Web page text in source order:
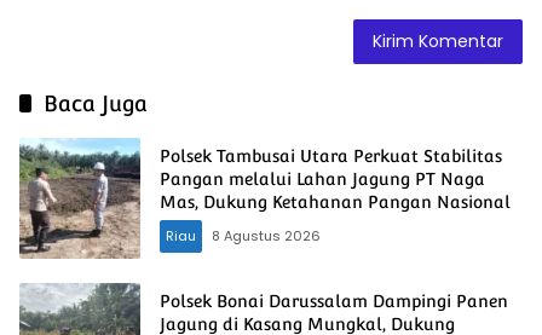
Baca Juga
Polsek Tambusai Utara Perkuat Stabilitas
Pangan melalui Lahan Jagung PT Naga
Mas, Dukung Ketahanan Pangan Nasional
Riau
8 Agustus 2026
Polsek Bonai Darussalam Dampingi Panen
Jagung di Kasang Mungkal, Dukung